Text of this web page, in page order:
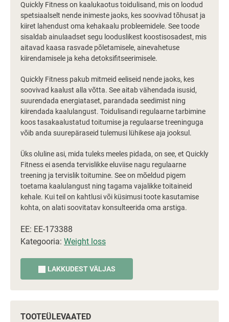
Quickly Fitness on kaalukaotus toidulisand, mis on loodud
spetsiaalselt nende inimeste jaoks, kes soovivad tõhusat ja
kiiret lahendust oma kehakaalu probleemidele. See toode
sisaldab ainulaadset segu looduslikest koostisosadest, mis
aitavad kaasa rasvade põletamisele, ainevahetuse
kiirendamisele ja keha detoksifitseerimisele.
Quickly Fitness pakub mitmeid eeliseid nende jaoks, kes
soovivad kaalust alla võtta. See aitab vähendada isusid,
suurendada energiataset, parandada seedimist ning
kiirendada kaalulangust. Toidulisandi regulaarne tarbimine
koos tasakaalustatud toitumise ja regulaarse treeninguga
võib anda suurepäraseid tulemusi lühikese aja jooksul.
Üks oluline asi, mida tuleks meeles pidada, on see, et Quickly
Fitness ei asenda tervislikke eluviise nagu regulaarne
treening ja tervislik toitumine. See on mõeldud pigem
toetama kaalulangust ning tagama vajalikke toitaineid
kehale. Kui teil on kahtlusi või küsimusi toote kasutamise
kohta, on alati soovitatav konsulteerida oma arstiga.
EE: EE-173388
Kategooria: Weight loss
LAKKUDEST VÄLJAS
TOOTEÜLEVAATED